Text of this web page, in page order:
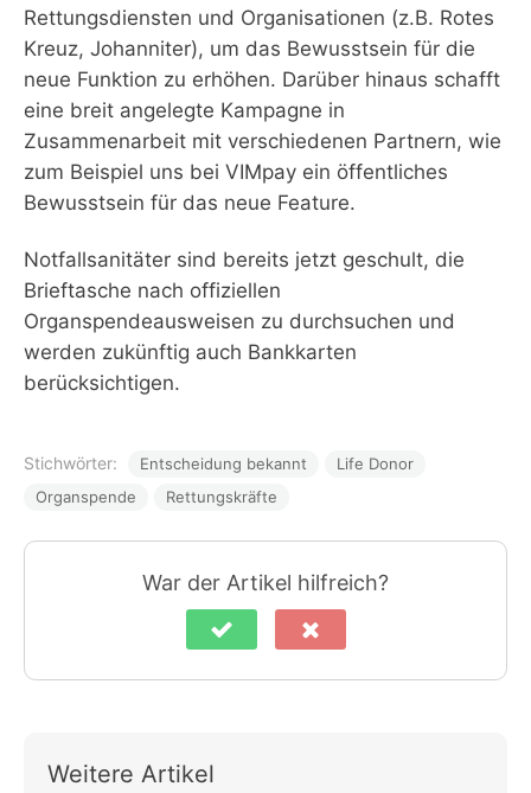
Rettungsdiensten und Organisationen (z.B. Rotes
Kreuz, Johanniter), um das Bewusstsein für die
neue Funktion zu erhöhen. Darüber hinaus schafft
eine breit angelegte Kampagne in
Zusammenarbeit mit verschiedenen Partnern, wie
zum Beispiel uns bei VIMpay ein öffentliches
Bewusstsein für das neue Feature.
Notfallsanitäter sind bereits jetzt geschult, die
Brieftasche nach offiziellen
Organspendeausweisen zu durchsuchen und
werden zukünftig auch Bankkarten
berücksichtigen.
Stichwörter: Entscheidung bekannt
Life Donor
Organspende
Rettungskräfte
War der Artikel hilfreich?
Weitere Artikel